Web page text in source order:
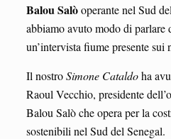
Balou Salòoperante nel Sud
abbiamo avuto modo di parlare
un’intervista fiume presente sui
Il nostroSimone Cataldoha
Raoul Vecchio, presidente
Balou Salò che opera per la
sostenibili nel Sud del Senegal.